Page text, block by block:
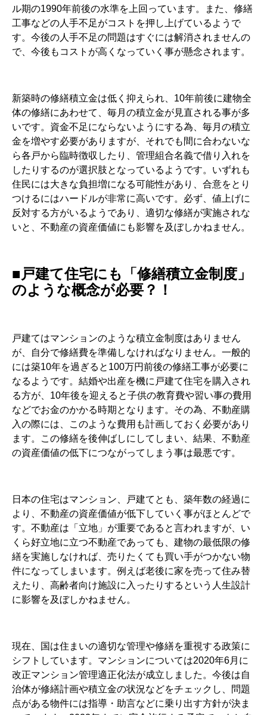
ル期の1990年前後の水準を上回っています。また、修繕
工事などの人手不足がコストを押し上げているようで
す。今後の人手不足の問題はすぐには解消されませんの
で、今後もコストが高くなっていく事が懸念されます。
新築時の修繕積立金は低く抑えられ、10年前後に建物全
体の修繕にあわせて、毎月の積立金が見直される事が多
いです。資金不足にならないようにする為、毎月の積立
金を増やす必要がありますが、それでも間に合わないな
ら各戸から臨時徴収したり、管理組合名義で借り入れを
したりするのが選択肢となっているようです。いずれも
住民には大きな負担増になる可能性があり、合意をとり
つけるにはハードルが非常に高いです。必ず、値上げに
反対する方がいるようであり、適切な修繕が実施されな
いと、不動産の資産価値にも影響を及ぼしかねません。
■戸建て住宅にも「修繕積立金制度」
のような概念が必要？！
戸建てはマンションのような積立金制度はありません
が、自分で修繕費を準備しなければなりません。一般的
には築10年を過ぎると100万円前後の修繕工事が必要に
なるようです。結婚や出産を機に戸建て住宅を購入され
る方が、10年後を迎えると子供の教育費や習い事の費用
などでお金のかかる時期となります。その為、不動産購
入の際には、このような費用も計画しておく必要があり
ます。この修繕を後伸ばしにしてしまい、結果、不動産
の資産価値の低下につながってしまう事は最悪です。
日本の住宅はマンション、戸建てとも、築年数の経過に
より、不動産の資産価値が低下していく事がほとんどで
す。不動産は「立地」が重要であると言われますが、い
くら好立地に立つ不動産であっても、建物の最低限の修
繕を実施しなければ、売りたくても買い手がつかない物
件になってしまいます。例えば老後に家を売って住み替
えたり、高齢者向け施設に入ったりするという人生設計
に影響を及ぼしかねません。
現在、国は住まいの適切な管理や修繕を重視する政策に
シフトしています。マンションについては2020年6月に
改正マンション管理適正化法が成立しました。今後は自
治体が修繕計画や積立金の状況などをチェックし、問題
点がある物件には指導・助言などに乗り出す方針が決ま